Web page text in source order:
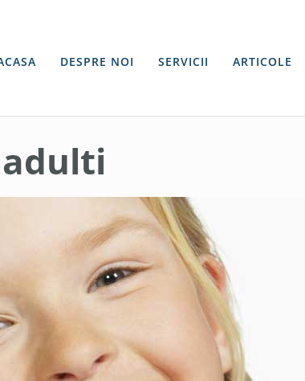
DESPRE NOI SERVICII ARTICOLE